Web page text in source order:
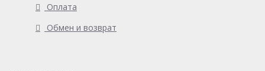
Оплата
Обмен и возврат